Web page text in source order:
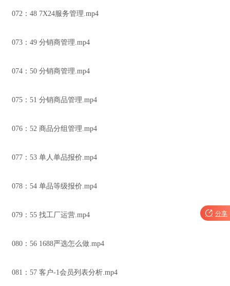
072：48 7X24服务管理.mp4
073：49 分销商管理.mp4
074：50 分销商管理.mp4
075：51 分销商品管理.mp4
076：52 商品分组管理.mp4
077：53 单人单品报价.mp4
078：54 单品等级报价.mp4
079：55 找工厂运营.mp4
080：56 1688严选怎么做.mp4
081：57 客户-1会员列表分析.mp4
 分享